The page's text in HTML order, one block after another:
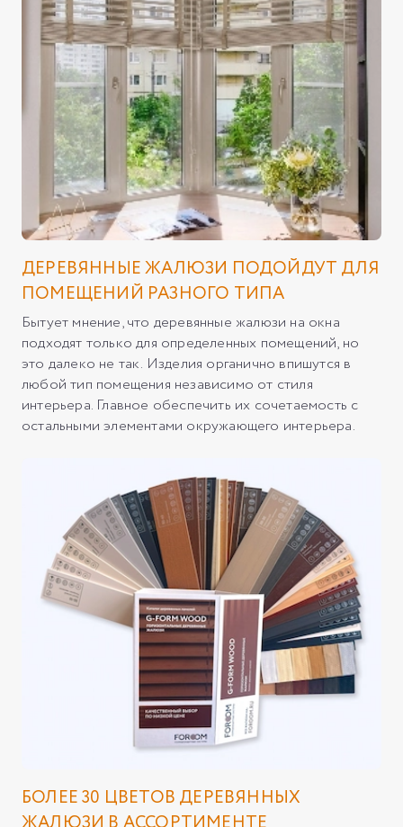
ДЕРЕВЯННЫЕ ЖАЛЮЗИ ПОДОЙДУТ ДЛЯ
ПОМЕЩЕНИЙ РАЗНОГО ТИПА
Бытует мнение, что деревянные жалюзи на окна
подходят только для определенных помещений, но
это далеко не так. Изделия органично впишутся в
любой тип помещения независимо от стиля
интерьера. Главное обеспечить их сочетаемость с
остальными элементами окружающего интерьера.
БОЛЕЕ 30 ЦВЕТОВ ДЕРЕВЯННЫХ